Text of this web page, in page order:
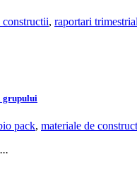
constructii, raportari
grupului
pack, materiale de